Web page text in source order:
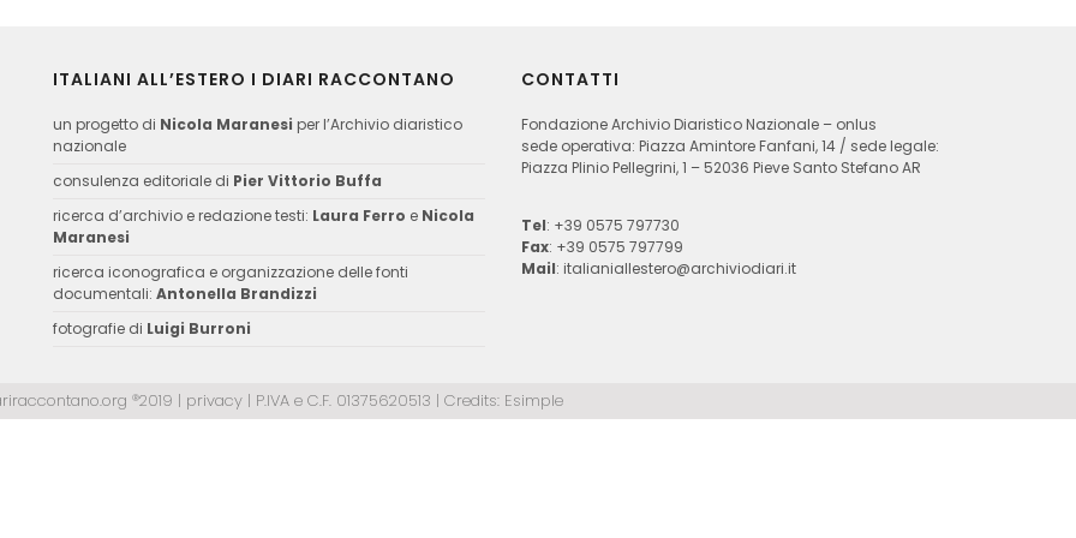
ITALIANI ALL’ESTERO I DIARI RACCONTANO
un progetto di Nicola Maranesi per l’Archivio diaristico
nazionale
consulenza editoriale di Pier Vittorio Buffa
ricerca d’archivio e redazione testi: Laura Ferro e Nicola
Maranesi
ricerca iconografica e organizzazione delle fonti
documentali: Antonella Brandizzi
fotografie di Luigi Burroni
CONTATTI
Fondazione Archivio Diaristico Nazionale – onlus
sede operativa: Piazza Amintore Fanfani, 14 / sede legale:
Piazza Plinio Pellegrini, 1 – 52036 Pieve Santo Stefano AR
Tel: +39 0575 797730
Fax: +39 0575 797799
Mail: italianiallestero@archiviodiari.it
®2019 | privacy| P.IVA e C.F. 01375620513 | Credits: Esimple